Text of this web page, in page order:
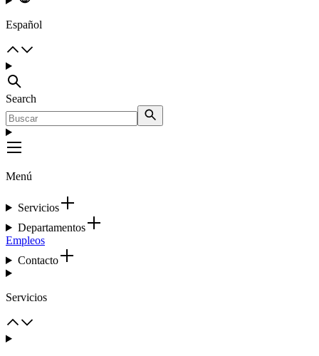
Español
Search
Menú
Servicios
Departamentos
Empleos
Contacto
Servicios